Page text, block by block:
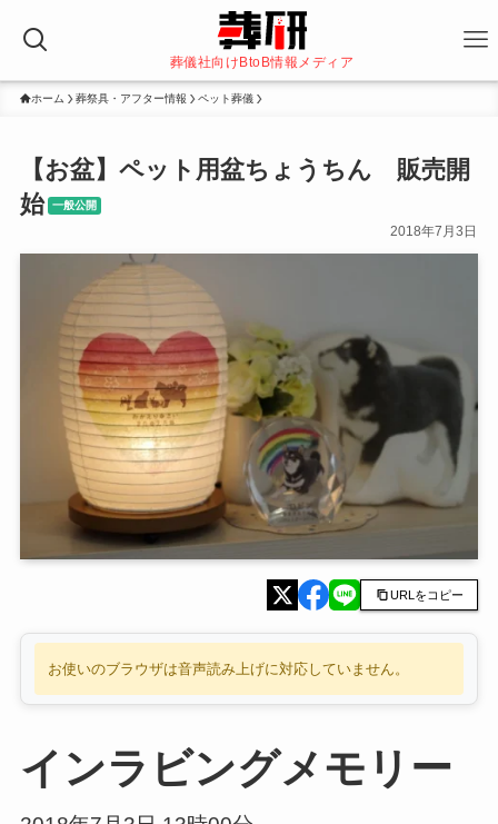
葬儀社向けBtoB情報メディア
ホーム 葬祭具・アフター情報 ペット葬儀
【お盆】ペット用盆ちょうちん 販売開
始
一般公開
2018年7月3日
URLをコピー
お使いのブラウザは音声読み上げに対応していません。
インラビングメモリー